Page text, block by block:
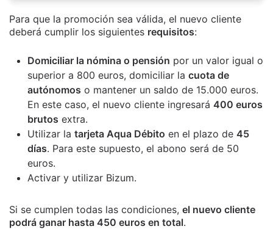
Para que la promoción sea válida, el nuevo cliente
deberá cumplir los siguientes requisitos:
Domiciliar la nómina o pensión por un valor igual o
superior a 800 euros, domiciliar la cuota de
autónomos o mantener un saldo de 15.000 euros.
En este caso, el nuevo cliente ingresará 400 euros
brutos extra.
Utilizar la tarjeta Aqua Débito en el plazo de 45
días. Para este supuesto, el abono será de 50
euros.
Activar y utilizar Bizum.
Si se cumplen todas las condiciones, el nuevo cliente
podrá ganar hasta 450 euros en total.